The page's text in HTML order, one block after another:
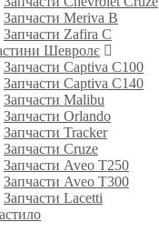
Запчасти Meriva B
Запчасти Zafira C
Шевролє
Запчасти Captiva C100
Запчасти Captiva C140
Запчасти Malibu
Запчасти Orlando
Запчасти Tracker
Запчасти Cruze
Запчасти Aveo T250
Запчасти Aveo T300
Запчасти Lacetti